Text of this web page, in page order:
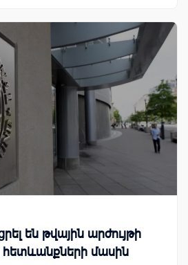
են թվային արժույթի
հետևանքների մասին